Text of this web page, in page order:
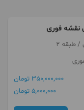
نقشه فوری
350,000,000 تومان
5,000,000 تومان